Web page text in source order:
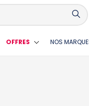
OFFRES NOS